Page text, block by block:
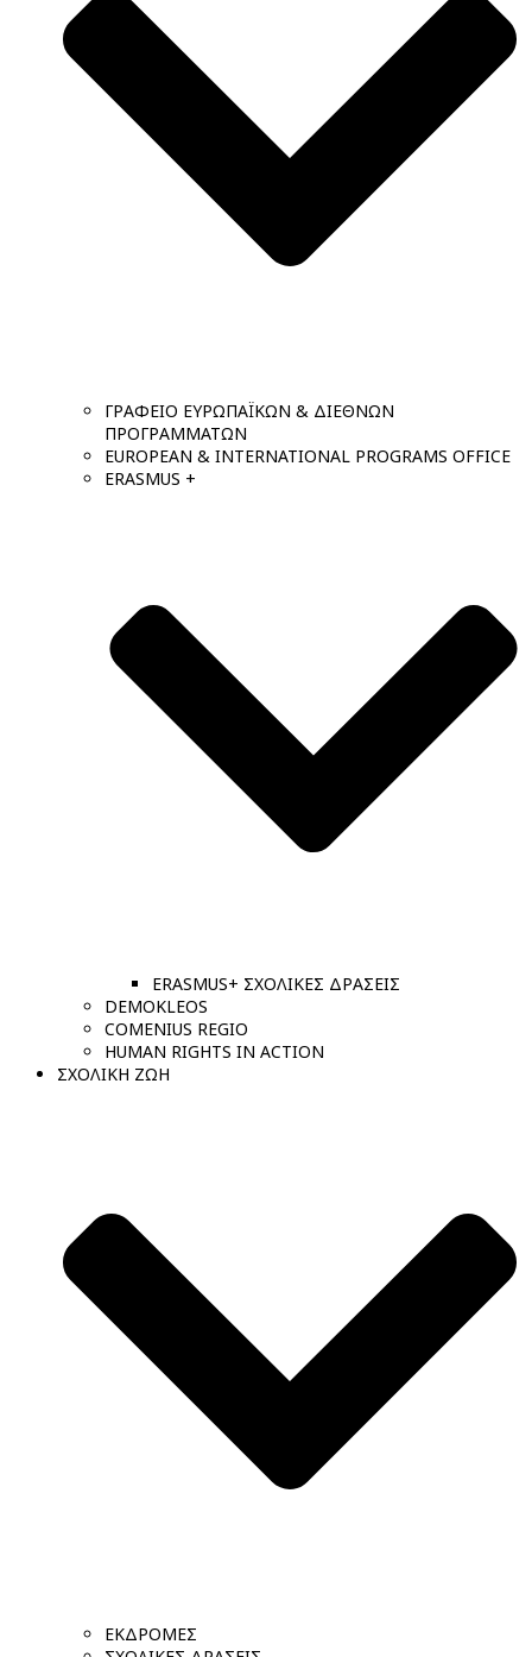
ΓΡΑΦΕΙΟ ΕΥΡΩΠΑΪΚΩΝ & ΔΙΕΘΝΩΝ
ΠΡΟΓΡΑΜΜΑΤΩΝ
EUROPEAN & INTERNATIONAL PROGRAMS OFFICE
ERASMUS +
ERASMUS+ ΣΧΟΛΙΚΕΣ ΔΡΑΣΕΙΣ
DEMOKLEOS
COMENIUS REGIO
HUMAN RIGHTS IN ACTION
ΣΧΟΛΙΚΗ ΖΩΗ
ΕΚΔΡΟΜΕΣ